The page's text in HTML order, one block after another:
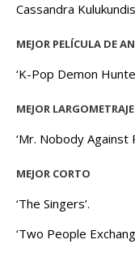
Cassandra
MEJOR PELÍCULA DE
‘K-Pop Demon
MEJOR
‘Mr. Nobody Against
MEJOR CORTO
‘The Singers’.
‘Two People